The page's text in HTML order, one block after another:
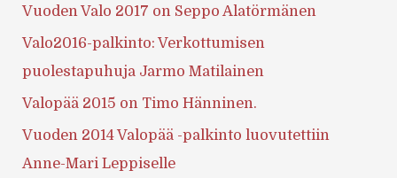
Vuoden Valo 2017 on Seppo Alatörmänen
Valo2016-palkinto: Verkottumisen
puolestapuhuja Jarmo Matilainen
Valopää 2015 on Timo Hänninen.
Vuoden 2014 Valopää -palkinto luovutettiin
Anne-Mari Leppiselle